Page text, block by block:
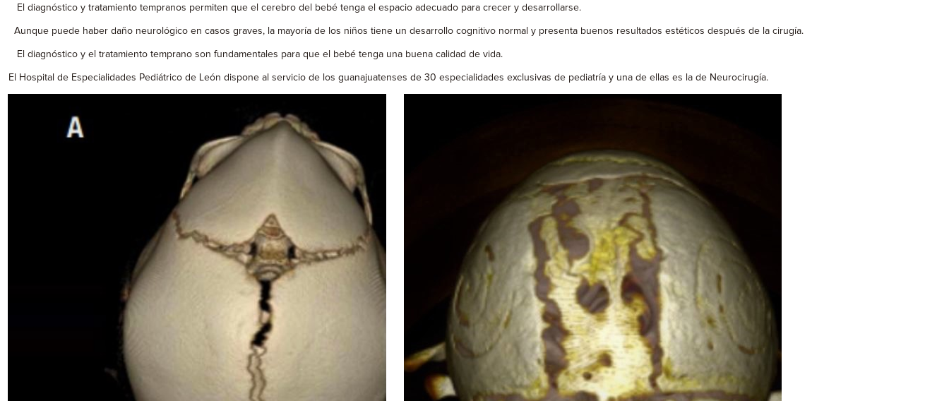
El diagnóstico y tratamiento tempranos permiten que el cerebro del bebé tenga el espacio adecuado para crecer y desarrollarse.
Aunque puede haber daño neurológico en casos graves, la mayoría de los niños tiene un desarrollo cognitivo normal y presenta buenos resultados estéticos después de la cirugía.
El diagnóstico y el tratamiento temprano son fundamentales para que el bebé tenga una buena calidad de vida.
El Hospital de Especialidades Pediátrico de León dispone al servicio de los guanajuatenses de 30 especialidades exclusivas de pediatría y una de ellas es la de Neurocirugía.